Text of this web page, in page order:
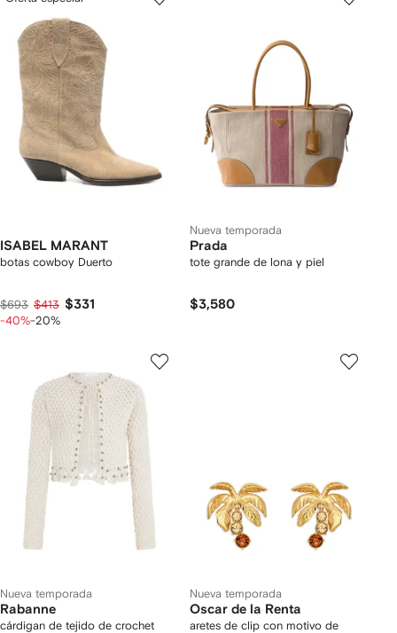
ISABEL MARANT
botas cowboy Duerto
$693 $413 $331
-40%-20%
Nueva temporada
Prada
tote grande de lona y piel
$3,580
Nueva temporada
Rabanne
cárdigan de tejido de crochet
Nueva temporada
Oscar de la Renta
aretes de clip con motivo de